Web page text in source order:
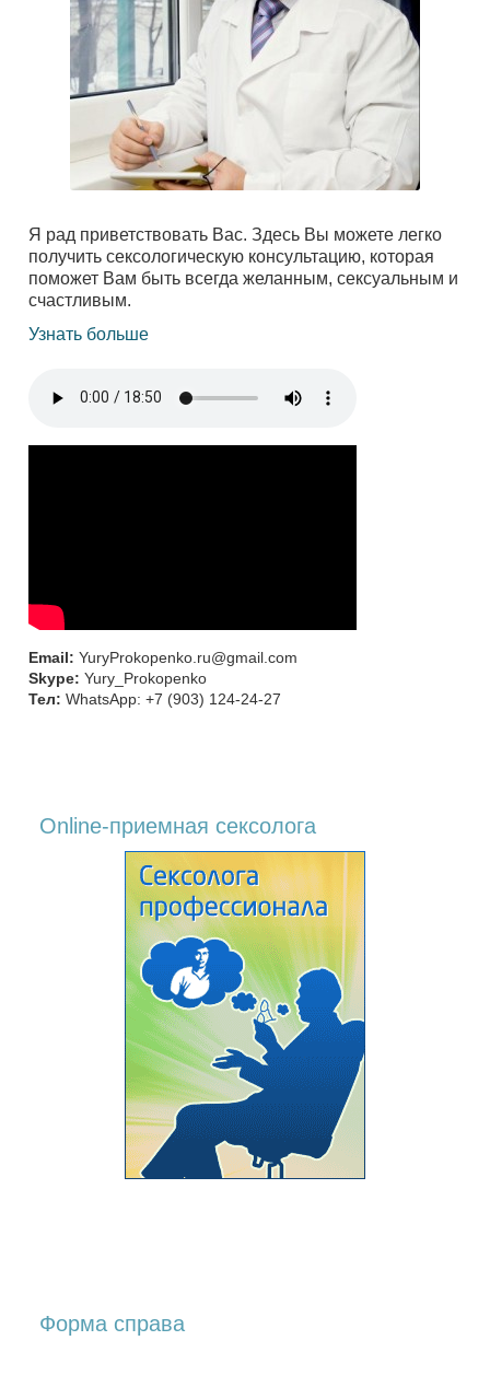
Я рад приветствовать Вас. Здесь Вы можете легко
получить сексологическую консультацию, которая
поможет Вам быть всегда желанным, сексуальным и
счастливым.
Узнать больше
Email: YuryProkopenko.ru@gmail.com
Skype: Yury_Prokopenko
Тел: WhatsApp: +7 (903) 124-24-27
Online-приемная сексолога
Форма справа